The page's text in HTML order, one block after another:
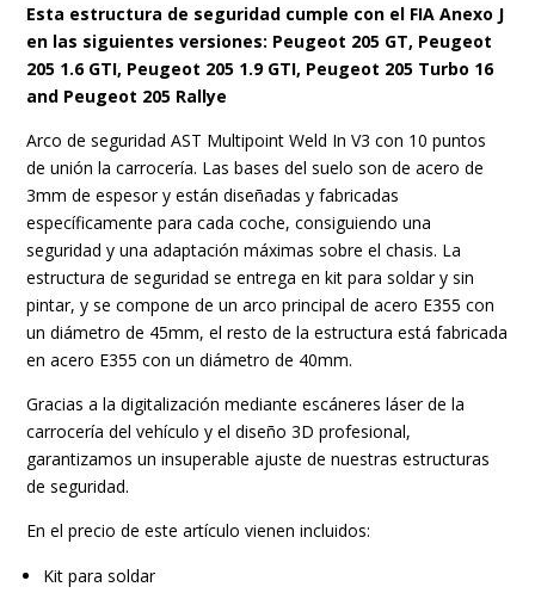
205
(Phase
1/2)
3-
doors
Hatchback
MULTIPOINT
WELD
cantidad
Esta estructura de seguridad cumple con el FIA Anexo J
en las siguientes versiones: Peugeot 205 GT, Peugeot
205 1.6 GTI, Peugeot 205 1.9 GTI, Peugeot 205 Turbo 16
and Peugeot 205 Rallye
Arco de seguridad AST Multipoint Weld In V3 con 10 puntos
de unión la carrocería. Las bases del suelo son de acero de
3mm de espesor y están diseñadas y fabricadas
específicamente para cada coche, consiguiendo una
seguridad y una adaptación máximas sobre el chasis. La
estructura de seguridad se entrega en kit para soldar y sin
pintar, y se compone de un arco principal de acero E355 con
un diámetro de 45mm, el resto de la estructura está fabricada
en acero E355 con un diámetro de 40mm.
Gracias a la digitalización mediante escáneres láser de la
carrocería del vehículo y el diseño 3D profesional,
garantizamos un insuperable ajuste de nuestras estructuras
de seguridad.
En el precio de este artículo vienen incluidos:
Kit para soldar